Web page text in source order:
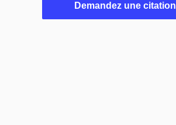
Demandez une citation